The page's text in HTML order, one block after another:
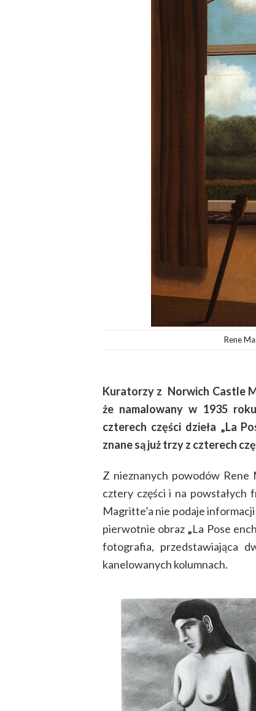
Rene
Kuratorzy z Norwich Castle
że namalowany w 1935
czterech części dzieła „La
znane są już trzy z czterech
Z nieznanych powodów Rene
cztery części i na powstałych
Magritte’a nie podaje informacji
pierwotnie obraz „La Pose
fotografia, przedstawiająca
kanelowanych kolumnach.